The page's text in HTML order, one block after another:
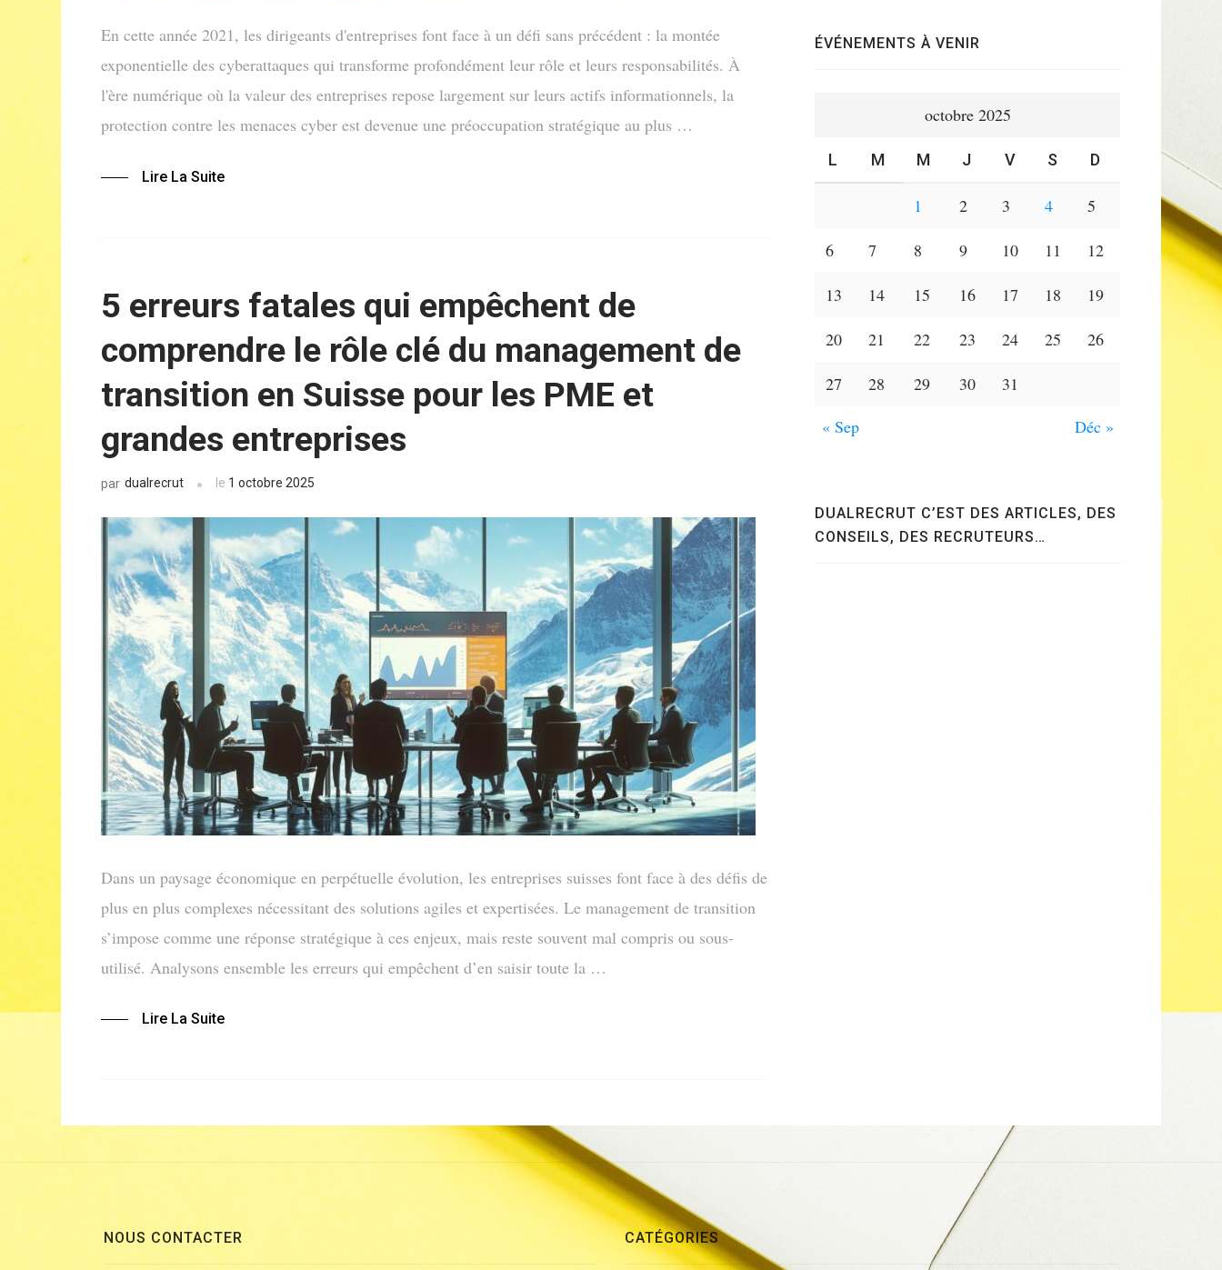
En cette année 2021, les dirigeants d'entreprises font face à un défi sans précédent : la montée
exponentielle des cyberattaques qui transforme profondément leur rôle et leurs responsabilités. À
l'ère numérique où la valeur des entreprises repose largement sur leurs actifs informationnels, la
protection contre les menaces cyber est devenue une préoccupation stratégique au plus …
Lire La Suite
5 erreurs fatales qui empêchent de
comprendre le rôle clé du management de
transition en Suisse pour les PME et
grandes entreprises
par dualrecrut le 1 octobre 2025
Dans un paysage économique en perpétuelle évolution, les entreprises suisses font face à des défis de
plus en plus complexes nécessitant des solutions agiles et expertisées. Le management de transition
s’impose comme une réponse stratégique à ces enjeux, mais reste souvent mal compris ou sous-
utilisé. Analysons ensemble les erreurs qui empêchent d’en saisir toute la …
Lire La Suite
ÉVÉNEMENTS À VENIR
octobre 2025
L M M J V S D
1 2 3 4 5
6 7 8 9 10 11 12
13 14 15 16 17 18 19
20 21 22 23 24 25 26
27 28 29 30
31
« Sep
Déc »
DUALRECRUT C’EST DES ARTICLES, DES
CONSEILS, DES RECRUTEURS…
NOUS CONTACTER CATÉGORIES